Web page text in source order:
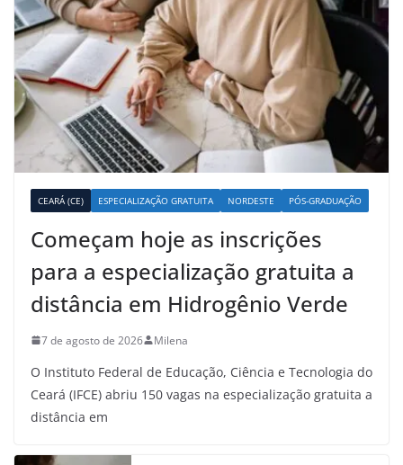
CEARÁ (CE) ESPECIALIZAÇÃO GRATUITA NORDESTE PÓS-GRADUAÇÃO
Começam hoje as inscrições
para a especialização gratuita a
distância em Hidrogênio Verde
7 de agosto de 2026 Milena
O Instituto Federal de Educação, Ciência e Tecnologia do
Ceará (IFCE) abriu 150 vagas na especialização gratuita a
distância em